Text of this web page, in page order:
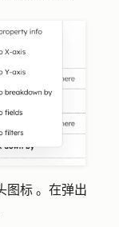
图标 。在弹出